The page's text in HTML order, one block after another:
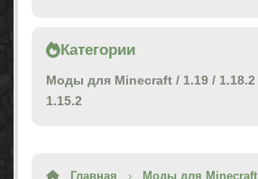
Категории
Моды для Minecraft / 1.19 / 1.18.2
1.15.2
Главная › Моды для Minecraft